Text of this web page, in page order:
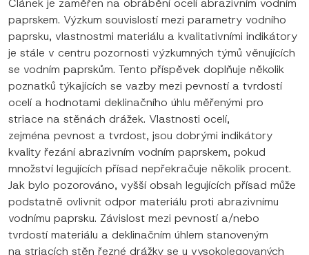
Článek je zaměřen na obrábění ocelí abrazivním vodním
paprskem. Výzkum souvislostí mezi parametry vodního
paprsku, vlastnostmi materiálu a kvalitativními indikátory
je stále v centru pozornosti výzkumných týmů věnujících
se vodním paprskům. Tento příspěvek doplňuje několik
poznatků týkajících se vazby mezi pevností a tvrdostí
ocelí a hodnotami deklinačního úhlu měřenými pro
striace na stěnách drážek. Vlastnosti ocelí,
zejména pevnost a tvrdost, jsou dobrými indikátory
kvality řezání abrazivním vodním paprskem, pokud
množství legujících přísad nepřekračuje několik procent.
Jak bylo pozorováno, vyšší obsah legujících přísad může
podstatně ovlivnit odpor materiálu proti abrazivnímu
vodnímu paprsku. Závislost mezi pevností a/nebo
tvrdostí materiálu a deklinačním úhlem stanoveným
na striacích stěn řezné drážky se u vysokolegovaných